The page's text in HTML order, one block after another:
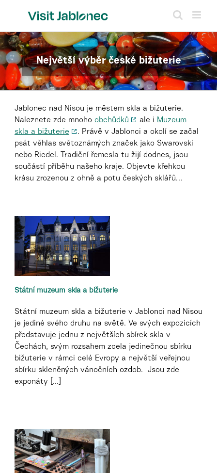
Největší výběr české bižuterie
Jablonec nad Nisou je městem skla a bižuterie.
Naleznete zde mnoho obchůdků ale i Muzeum
skla a bižuterie
. Právě v Jablonci a okolí se začal
psát věhlas světoznámých značek jako Swarovski
nebo Riedel. Tradiční řemesla tu žijí dodnes, jsou
součástí příběhu našeho kraje. Objevte křehkou
krásu zrozenou z ohně a potu českých sklářů…
Státní muzeum skla a bižuterie
Státní muzeum skla a bižuterie v Jablonci nad Nisou
je jediné svého druhu na světě. Ve svých expozicích
představuje jednu z největších sbírek skla v
Čechách, svým rozsahem zcela jedinečnou sbírku
bižuterie v rámci celé Evropy a největší veřejnou
sbírku skleněných vánočních ozdob. Jsou zde
exponáty [...]